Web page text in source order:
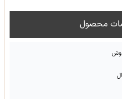
محصول